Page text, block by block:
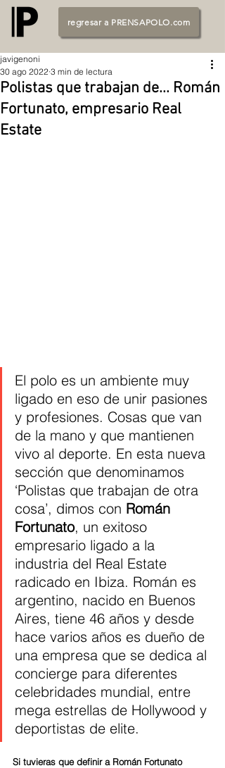
regresar a PRENSAPOLO.com
Polistas que trabajan de... Román
Fortunato, empresario Real
Estate
javigenoni
30 ago 2022 3 min de lectura
El polo es un ambiente muy
ligado en eso de unir pasiones
y profesiones. Cosas que van
de la mano y que mantienen
vivo al deporte. En esta nueva
sección que denominamos
‘Polistas que trabajan de otra
cosa’, dimos con Román
Fortunato, un exitoso
empresario ligado a la
industria del Real Estate
radicado en Ibiza. Román es
argentino, nacido en Buenos
Aires, tiene 46 años y desde
hace varios años es dueño de
una empresa que se dedica al
concierge para diferentes
celebridades mundial, entre
mega estrellas de Hollywood y
deportistas de elite.
Si tuvieras que definir a Román Fortunato